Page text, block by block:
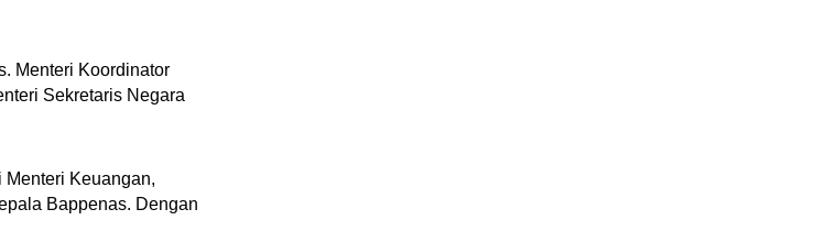
Menteri Koordinator
Sekretaris Negara
Keuangan,
Bappenas. Dengan